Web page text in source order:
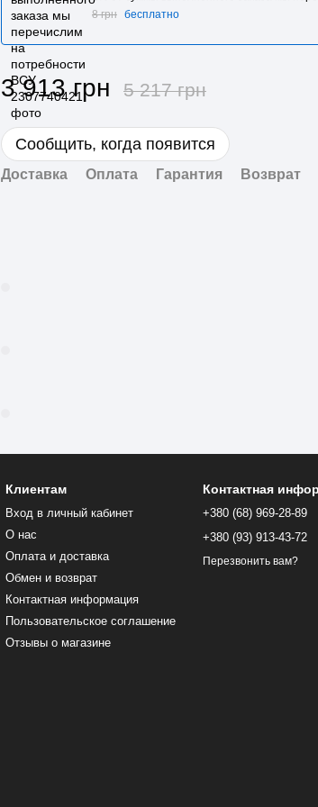
8 грн бесплатно
3 913 грн 5 217 грн
Сообщить, когда появится
Доставка Оплата Гарантия Возврат
Клиентам
Вход в личный кабинет
О нас
Оплата и доставка
Обмен и возврат
Контактная информация
Пользовательское соглашение
Отзывы о магазине
Контактная
+380 (68) 969-28-89
+380 (93) 913-43-72
Перезвонить вам?